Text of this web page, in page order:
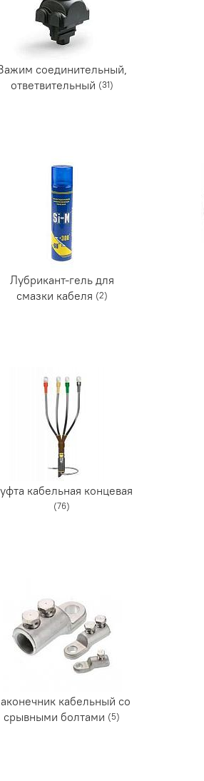
соединительный,
ответвительный (31)
Лубрикант-гель для
смазки кабеля (2)
кабельная концевая
(76)
кабельный со
срывными болтами (5)